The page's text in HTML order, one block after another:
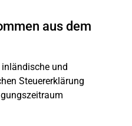
aus dem
inländische und
Steuererklärung